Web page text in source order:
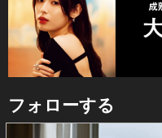
フォローする